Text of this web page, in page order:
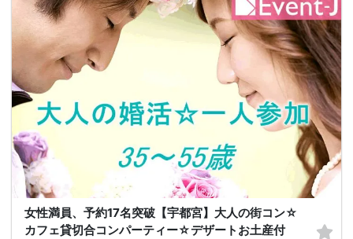
女性満員、予約17名突破【宇都宮】大人の街コン☆
カフェ貸切合コンパーティー☆デザートお土産付